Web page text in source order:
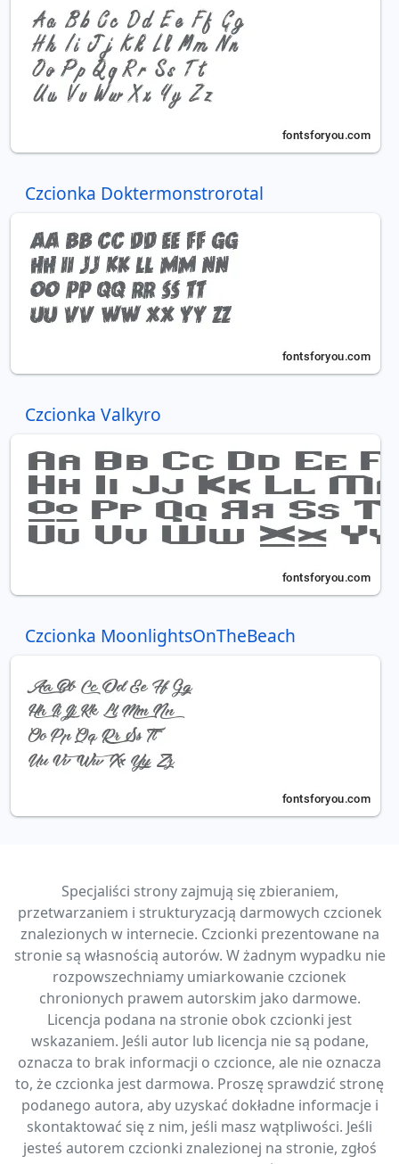
Czcionka Doktermonstrorotal
Czcionka Valkyro
Czcionka MoonlightsOnTheBeach
Specjaliści strony zajmują się zbieraniem,
przetwarzaniem i strukturyzacją darmowych czcionek
znalezionych w internecie. Czcionki prezentowane na
stronie są własnością autorów. W żadnym wypadku nie
rozpowszechniamy umiarkowanie czcionek
chronionych prawem autorskim jako darmowe.
Licencja podana na stronie obok czcionki jest
wskazaniem. Jeśli autor lub licencja nie są podane,
oznacza to brak informacji o czcionce, ale nie oznacza
to, że czcionka jest darmowa. Proszę sprawdzić stronę
podanego autora, aby uzyskać dokładne informacje i
skontaktować się z nim, jeśli masz wątpliwości. Jeśli
jesteś autorem czcionki znalezionej na stronie, zgłoś